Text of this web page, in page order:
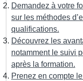
Demandez à votre
sur les méthodes
qualifications.
Découvrez les
notamment le suivi
après la formation.
Prenez en compte